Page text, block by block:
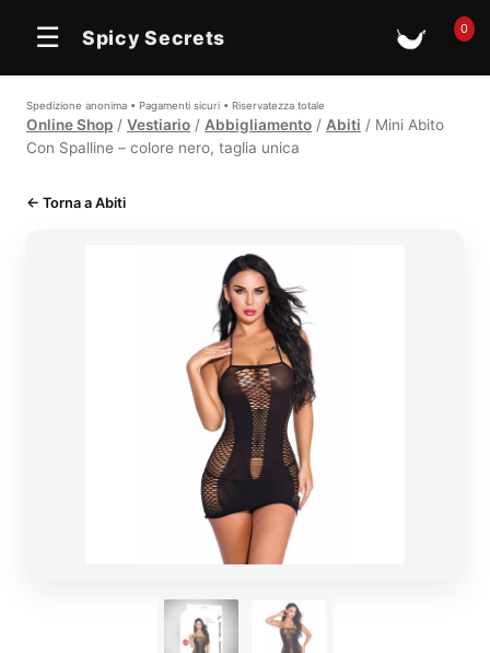
☰ Spicy Secrets 🛒0
Spedizione anonima • Pagamenti sicuri • Riservatezza totale
Online Shop / Vestiario / Abbigliamento / Abiti / Mini Abito
Con Spalline – colore nero, taglia unica
← Torna a Abiti
In